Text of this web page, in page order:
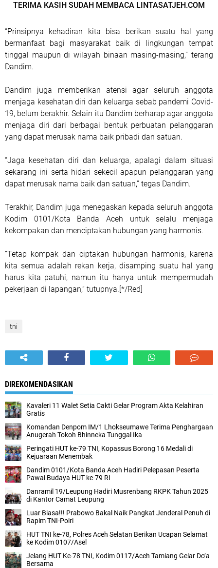
TERIMA KASIH SUDAH MEMBACA LINTASATJEH.COM
“Prinsipnya kehadiran kita bisa berikan suatu hal yang
bermanfaat bagi masyarakat baik di lingkungan tempat
tinggal maupun di wilayah binaan masing-masing,” terang
Dandim.
Dandim juga memberikan atensi agar seluruh anggota
menjaga kesehatan diri dan keluarga sebab pandemi Covid-
19, belum berakhir. Selain itu Dandim berharap agar anggota
menjaga diri dari berbagai bentuk perbuatan pelanggaran
yang dapat merusak nama baik pribadi dan satuan.
“Jaga kesehatan diri dan keluarga, apalagi dalam situasi
sekarang ini serta hidari sekecil apapun pelanggaran yang
dapat merusak nama baik dan satuan,” tegas Dandim.
Terakhir, Dandim juga menegaskan kepada seluruh anggota
Kodim 0101/Kota Banda Aceh untuk selalu menjaga
kekompakan dan menciptakan hubungan yang harmonis.
“Tetap kompak dan ciptakan hubungan harmonis, karena
kita semua adalah rekan kerja, disamping suatu hal yang
harus kita patuhi, namun itu hanya untuk mempermudah
pekerjaan di lapangan,” tutupnya.[*/Red]
tni
DIREKOMENDASIKAN
Kavaleri 11 Walet Setia Cakti Gelar Program Akta Kelahiran
Gratis
Komandan Denpom IM/1 Lhokseumawe Terima Penghargaan
Anugerah Tokoh Bhinneka Tunggal Ika
Peringati HUT ke-79 TNI, Kopassus Borong 16 Medali di
Kejuaraan Menembak
Dandim 0101/Kota Banda Aceh Hadiri Pelepasan Peserta
Pawai Budaya HUT ke-79 RI
Danramil 19/Leupung Hadiri Musrenbang RKPK Tahun 2025
di Kantor Camat Leupung
Luar Biasa!!! Prabowo Bakal Naik Pangkat Jenderal Penuh di
Rapim TNI-Polri
HUT TNI ke-78, Polres Aceh Selatan Berikan Ucapan Selamat
ke Kodim 0107/Asel
Jelang HUT Ke-78 TNI, Kodim 0117/Aceh Tamiang Gelar Do’a
Bersama